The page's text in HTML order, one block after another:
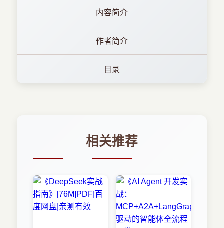
内容简介
作者简介
目录
相关推荐